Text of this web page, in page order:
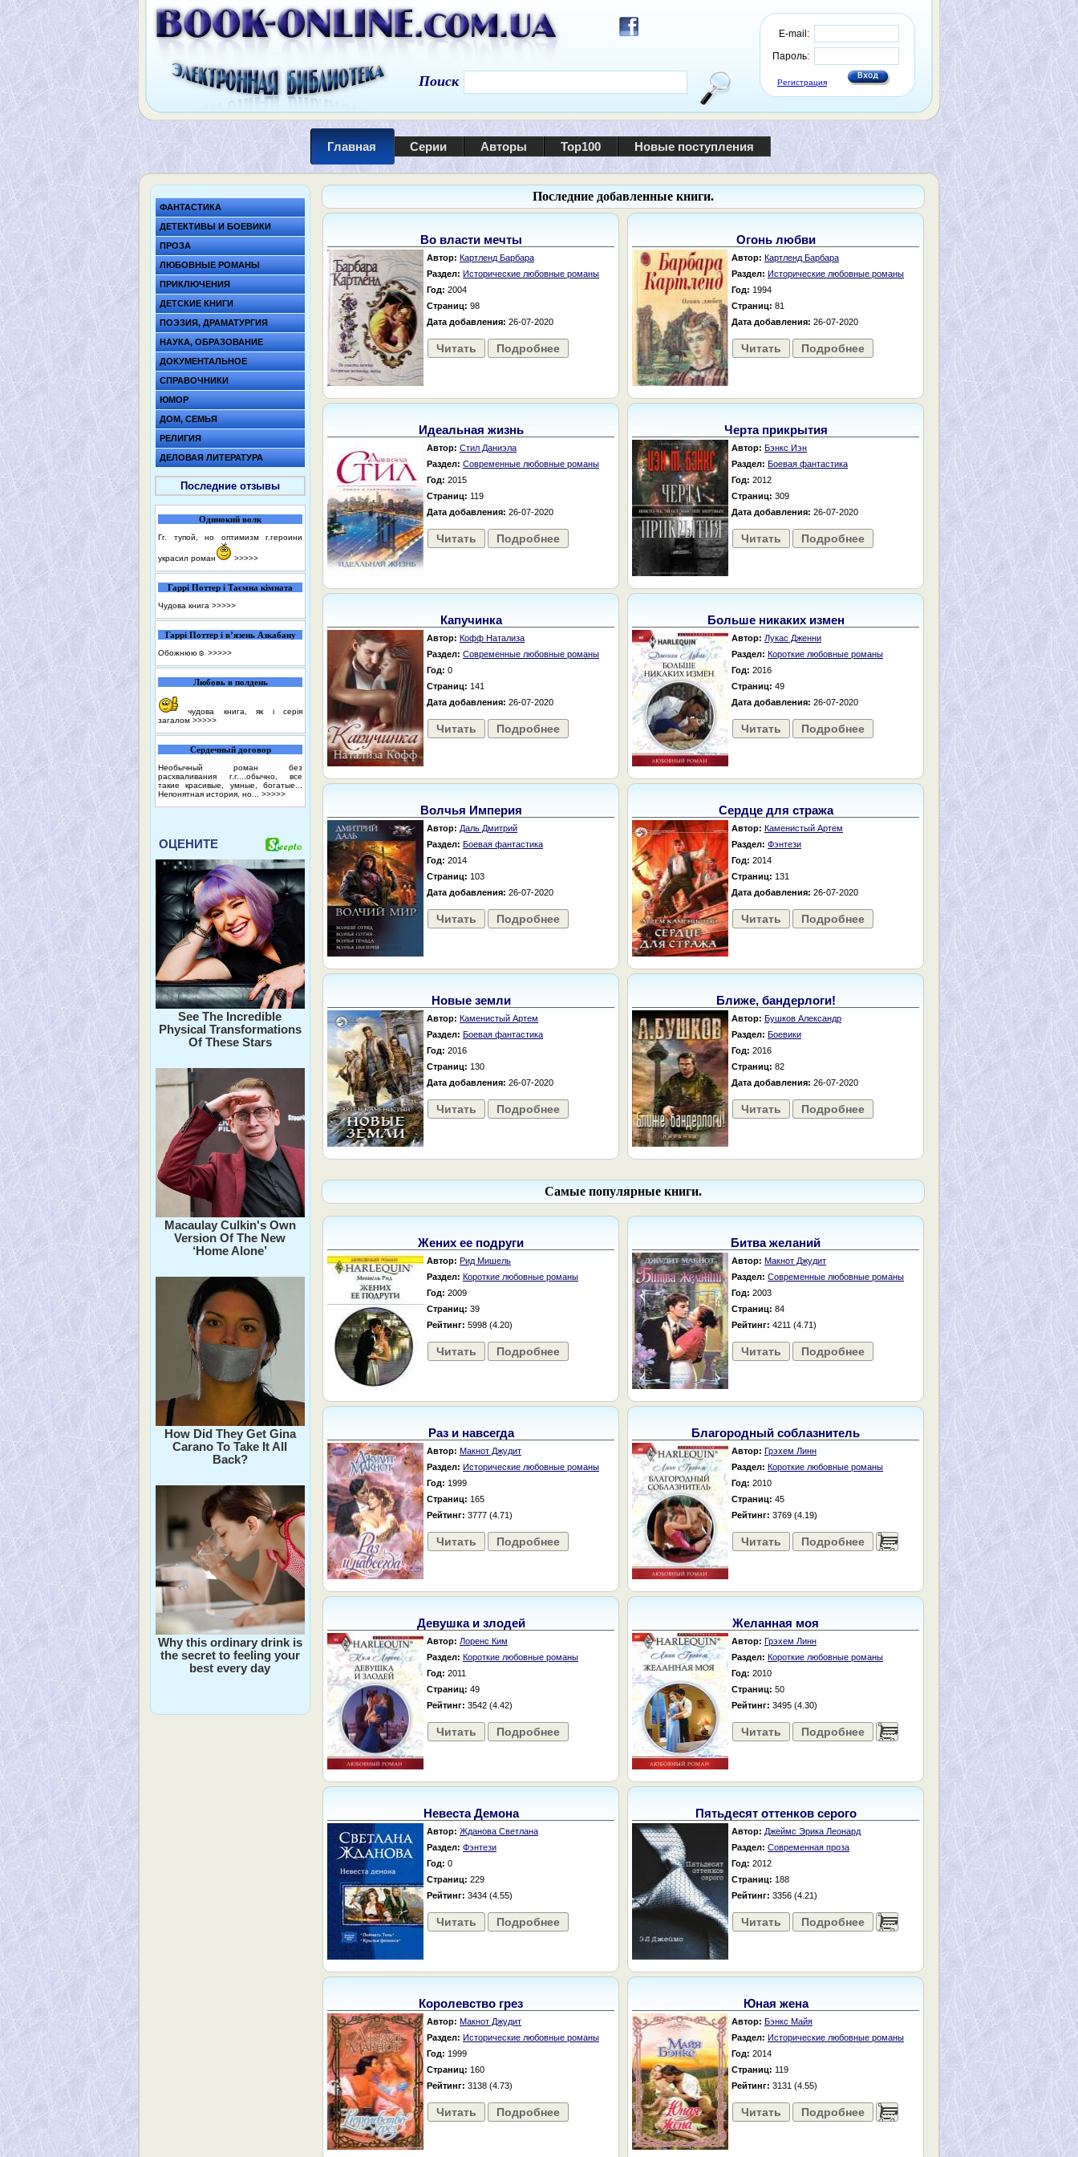
E-mail:
Пароль:
Регистрация
Поиск
Главная Серии Авторы Top100 Новые поступления
ФАНТАСТИКА
ДЕТЕКТИВЫ И БОЕВИКИ
ПРОЗА
ЛЮБОВНЫЕ РОМАНЫ
ПРИКЛЮЧЕНИЯ
ДЕТСКИЕ КНИГИ
ПОЭЗИЯ, ДРАМАТУРГИЯ
НАУКА, ОБРАЗОВАНИЕ
ДОКУМЕНТАЛЬНОЕ
СПРАВОЧНИКИ
ЮМОР
ДОМ, СЕМЬЯ
РЕЛИГИЯ
ДЕЛОВАЯ ЛИТЕРАТУРА
Последние отзывы
Одинокий волк
Гг. тупой, но оптимизм г.героини
украсил роман >>>>>
Гаррі Поттер і Таємна кімната
Чудова книга >>>>>
Гаррі Поттер і в’язень Азкабану
Обожнюю☺️ >>>>>
Любовь в полдень
чудова книга, як і серія
загалом >>>>>
Сердечный договор
Необычный роман без
расхваливания г.г....обычно, все
такие красивые, умные, богатые...
Непонятная история, но... >>>>>
ОЦЕНИТЕ
See The Incredible
Physical Transformations
Of These Stars
Macaulay Culkin's Own
Version Of The New
‘Home Alone’
How Did They Get Gina
Carano To Take It All
Back?
Why this ordinary drink is
the secret to feeling your
best every day
Последние добавленные книги.
Во власти мечты
Автор: Картленд Барбара
Раздел: Исторические любовные романы
Год: 2004
Страниц: 98
Дата добавления: 26-07-2020
Читать Подробнее
Огонь любви
Автор: Картленд Барбара
Раздел: Исторические любовные романы
Год: 1994
Страниц: 81
Дата добавления: 26-07-2020
Читать Подробнее
Идеальная жизнь
Автор: Стил Даниэла
Раздел: Современные любовные романы
Год: 2015
Страниц: 119
Дата добавления: 26-07-2020
Читать Подробнее
Черта прикрытия
Автор: Бэнкс Иэн
Раздел: Боевая фантастика
Год: 2012
Страниц: 309
Дата добавления: 26-07-2020
Читать Подробнее
Капучинка
Автор: Кофф Натализа
Раздел: Современные любовные романы
Год: 0
Страниц: 141
Дата добавления: 26-07-2020
Читать Подробнее
Больше никаких измен
Автор: Лукас Дженни
Раздел: Короткие любовные романы
Год: 2016
Страниц: 49
Дата добавления: 26-07-2020
Читать Подробнее
Волчья Империя
Автор: Даль Дмитрий
Раздел: Боевая фантастика
Год: 2014
Страниц: 103
Дата добавления: 26-07-2020
Читать Подробнее
Сердце для стража
Автор: Каменистый Артем
Раздел: Фэнтези
Год: 2014
Страниц: 131
Дата добавления: 26-07-2020
Читать Подробнее
Новые земли
Автор: Каменистый Артем
Раздел: Боевая фантастика
Год: 2016
Страниц: 130
Дата добавления: 26-07-2020
Читать Подробнее
Ближе, бандерлоги!
Автор: Бушков Александр
Раздел: Боевики
Год: 2016
Страниц: 82
Дата добавления: 26-07-2020
Читать Подробнее
Самые популярные книги.
Жених ее подруги
Автор: Рид Мишель
Раздел: Короткие любовные романы
Год: 2009
Страниц: 39
Рейтинг: 5998 (4.20)
Читать Подробнее
Битва желаний
Автор: Макнот Джудит
Раздел: Современные любовные романы
Год: 2003
Страниц: 84
Рейтинг: 4211 (4.71)
Читать Подробнее
Раз и навсегда
Автор: Макнот Джудит
Раздел: Исторические любовные романы
Год: 1999
Страниц: 165
Рейтинг: 3777 (4.71)
Читать Подробнее
Благородный соблазнитель
Автор: Грэхем Линн
Раздел: Короткие любовные романы
Год: 2010
Страниц: 45
Рейтинг: 3769 (4.19)
Читать Подробнее ......
Девушка и злодей
Автор: Лоренс Ким
Раздел: Короткие любовные романы
Год: 2011
Страниц: 49
Рейтинг: 3542 (4.42)
Читать Подробнее
Желанная моя
Автор: Грэхем Линн
Раздел: Короткие любовные романы
Год: 2010
Страниц: 50
Рейтинг: 3495 (4.30)
Читать Подробнее ......
Невеста Демона
Автор: Жданова Светлана
Раздел: Фэнтези
Год: 0
Страниц: 229
Рейтинг: 3434 (4.55)
Читать Подробнее
Пятьдесят оттенков серого
Автор: Джеймс Эрика Леонард
Раздел: Современная проза
Год: 2012
Страниц: 188
Рейтинг: 3356 (4.21)
Читать Подробнее ......
Королевство грез
Автор: Макнот Джудит
Раздел: Исторические любовные романы
Год: 1999
Страниц: 160
Рейтинг: 3138 (4.73)
Читать Подробнее
Юная жена
Автор: Бэнкс Майя
Раздел: Исторические любовные романы
Год: 2014
Страниц: 119
Рейтинг: 3131 (4.55)
Читать Подробнее ......